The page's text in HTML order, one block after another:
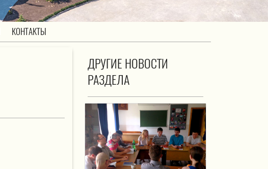
КОНТАКТЫ
ДРУГИЕ НОВОСТИ
РАЗДЕЛА